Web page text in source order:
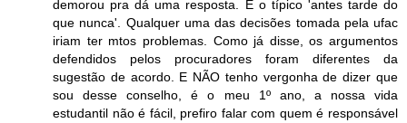
demorou pra dá uma resposta. É o típico 'antes tarde do
que nunca'. Qualquer uma das decisões tomada pela ufac
iriam ter mtos problemas. Como já disse, os argumentos
defendidos pelos procuradores foram diferentes da
sugestão de acordo. E NÃO tenho vergonha de dizer que
sou desse conselho, é o meu 1º ano, a nossa vida
estudantil não é fácil, prefiro falar com quem é responsável